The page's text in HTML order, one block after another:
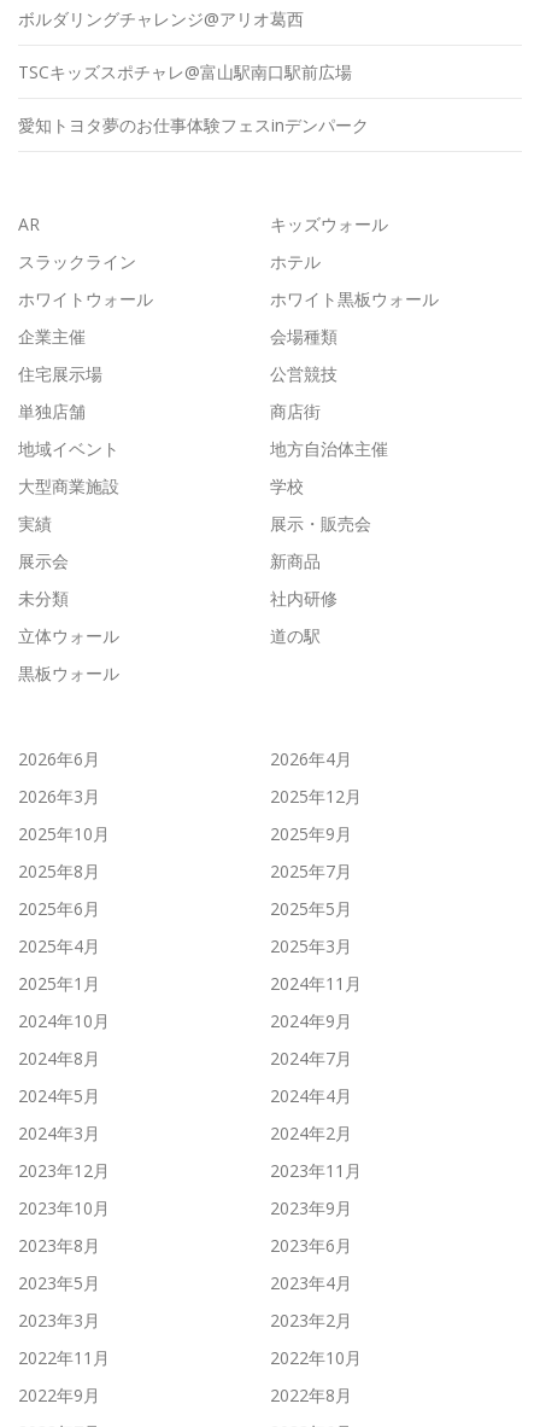
ボルダリングチャレンジ@アリオ葛西
TSCキッズスポチャレ@富山駅南口駅前広場
愛知トヨタ夢のお仕事体験フェスinデンパーク
AR
キッズウォール
スラックライン
ホテル
ホワイトウォール
ホワイト黒板ウォール
企業主催
会場種類
住宅展示場
公営競技
単独店舗
商店街
地域イベント
地方自治体主催
大型商業施設
学校
実績
展示・販売会
展示会
新商品
未分類
社内研修
立体ウォール
道の駅
黒板ウォール
2026年6月
2026年4月
2026年3月
2025年12月
2025年10月
2025年9月
2025年8月
2025年7月
2025年6月
2025年5月
2025年4月
2025年3月
2025年1月
2024年11月
2024年10月
2024年9月
2024年8月
2024年7月
2024年5月
2024年4月
2024年3月
2024年2月
2023年12月
2023年11月
2023年10月
2023年9月
2023年8月
2023年6月
2023年5月
2023年4月
2023年3月
2023年2月
2022年11月
2022年10月
2022年9月
2022年8月